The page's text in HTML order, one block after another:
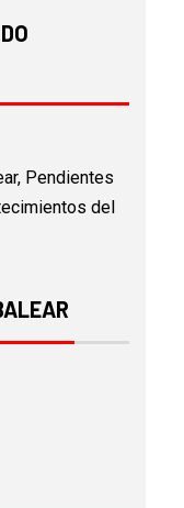
Pendientes
del